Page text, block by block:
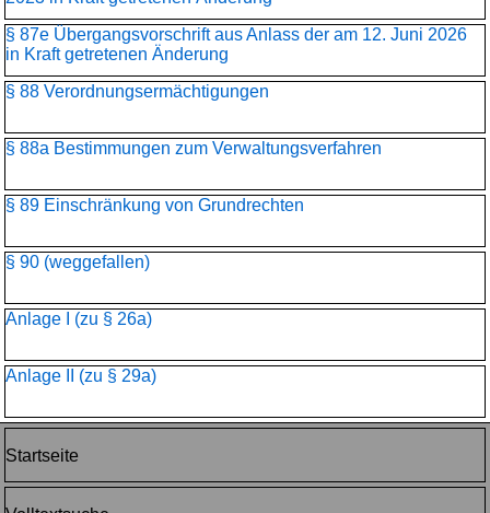
§ 87e Übergangsvorschrift aus Anlass der am 12. Juni 2026
in Kraft getretenen Änderung
§ 88 Verordnungsermächtigungen
§ 88a Bestimmungen zum Verwaltungsverfahren
§ 89 Einschränkung von Grundrechten
§ 90 (weggefallen)
Anlage I (zu § 26a)
Anlage II (zu § 29a)
Startseite